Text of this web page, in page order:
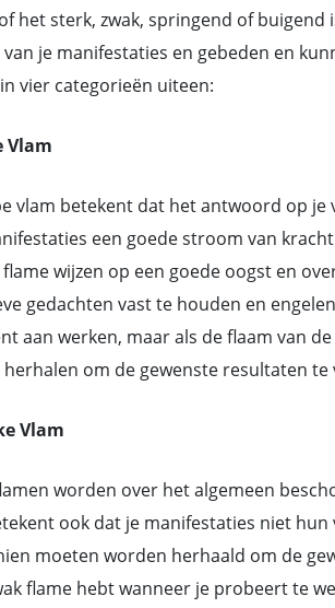
het sterk, zwak, springend of buigend
je manifestaties en gebeden en
vier categorieën uiteen:
Vlam
vlam betekent dat het antwoord op je
een goede stroom van
wijzen op een goede oogst en
gedachten vast te houden en
aan werken, maar als de ﬂaam van
om de gewenste resultaten te
Vlam
worden over het algemeen
ook dat je manifestaties niet
moeten worden herhaald om de
ﬂame hebt wanneer je probeert te